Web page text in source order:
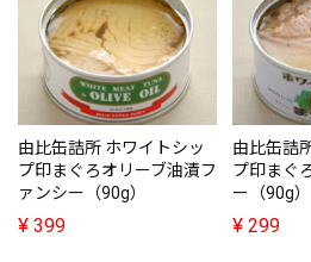
由比缶詰所 ホワイトシッ
プ印まぐろオリーブ油漬フ
ァンシー（90g）
¥ 399
由比缶詰
プ印まぐ
ー（90g）
¥ 299